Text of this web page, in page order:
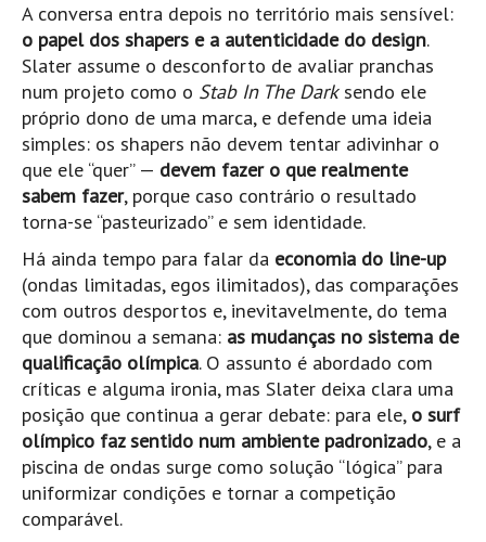
Cortegaça (Vila do Surf) HD
Cortegaça Onda Pontão HD
Praia da Barra Norte HD
Mira
FIGUEIRA DA FOZ
Praia do Cabedelo HD
NAZARÉ
Nazaré panoramica praia norte
Nazaré HD
Nazaré Praias Sul
PENICHE
Peniche - Consolação Norte HD
Peniche Supertubos HD
SANTA CRUZ
Praia do Navio HD
ERICEIRA HD
A conversa entra depois no território mais sensível:
o papel dos shapers e a autenticidade do design.
Slater assume o desconforto de avaliar pranchas
num projeto como o Stab In The Darksendo ele
próprio dono de uma marca, e defende uma ideia
simples: os shapers não devem tentar adivinhar o
que ele “quer” — devem fazer o que realmente
sabem fazer, porque caso contrário o resultado
torna-se “pasteurizado” e sem identidade.
Há ainda tempo para falar da economia do line-up
(ondas limitadas, egos ilimitados), das comparações
com outros desportos e, inevitavelmente, do tema
que dominou a semana: as mudanças no sistema de
qualificação olímpica. O assunto é abordado com
críticas e alguma ironia, mas Slater deixa clara uma
posição que continua a gerar debate: para ele, o surf
olímpico faz sentido num ambiente padronizado, e a
piscina de ondas surge como solução “lógica” para
uniformizar condições e tornar a competição
comparável.